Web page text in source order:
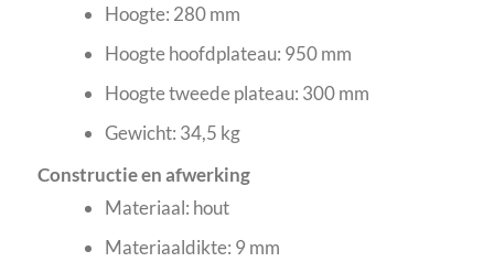
Hoogte: 280 mm
Hoogte hoofdplateau: 950 mm
Hoogte tweede plateau: 300 mm
Gewicht: 34,5 kg
Constructie en afwerking
Materiaal: hout
Materiaaldikte: 9 mm